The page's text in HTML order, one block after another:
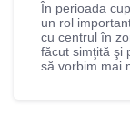
În perioada
un rol
cu centrul în
făcut simţită şi
să vorbim mai